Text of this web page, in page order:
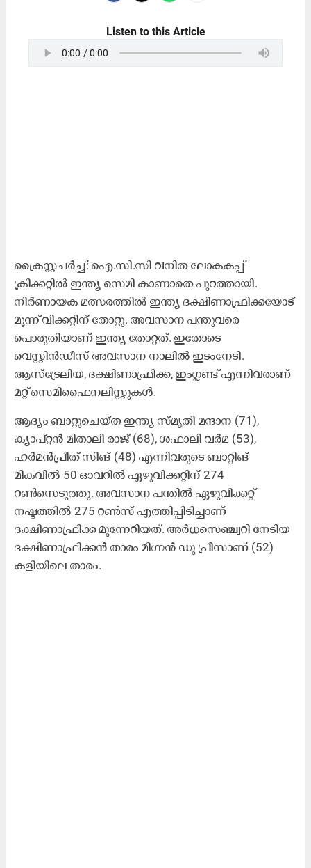
Listen to this Article
ക്രൈസ്റ്റചർച്ച്: ഐ.സി.സി വനിത ലോകകപ്പ്
ക്രിക്കറ്റിൽ ഇന്ത്യ സെമി കാണാതെ പുറത്തായി.
നിർണായക മത്സരത്തിൽ ഇന്ത്യ ദക്ഷിണാഫ്രിക്കയോട്
മൂന്ന് വിക്കറ്റിന് തോറ്റു. അവസാന പന്തുവരെ
പൊരുതിയാണ് ഇന്ത്യ തോറ്റത്. ഇതോടെ
വെസ്റ്റിൻഡീസ് അവസാന നാലിൽ ഇടംനേടി.
ആസ്ട്രേലിയ, ദക്ഷിണാഫ്രിക്ക, ഇംഗ്ലണ്ട് എന്നിവരാണ്
മറ്റ് സെമിഫൈനലിസ്റ്റുകൾ.
ആദ്യം ബാറ്റുചെയ്ത ഇന്ത്യ സ്മൃതി മന്ദാന (71),
ക്യാപ്റ്റൻ മിതാലി രാജ് (68), ശഫാലി വർമ (53),
ഹർമൻപ്രീത് സിങ് (48) എന്നിവരുടെ ബാറ്റിങ്
മികവിൽ 50 ഓവറിൽ ഏഴുവിക്കറ്റിന് 274
റൺസെടുത്തു. അവസാന പന്തിൽ ഏഴുവിക്കറ്റ്
നഷ്ടത്തിൽ 275 റൺസ് എത്തിപ്പിടിച്ചാണ്
ദക്ഷിണാഫ്രിക്ക മുന്നേറിയത്. അർധസെഞ്ച്വറി നേടിയ
ദക്ഷിണാഫ്രിക്കൻ താരം മിഗ്നൻ ഡു പ്രീസാണ് (52)
കളിയിലെ താരം.